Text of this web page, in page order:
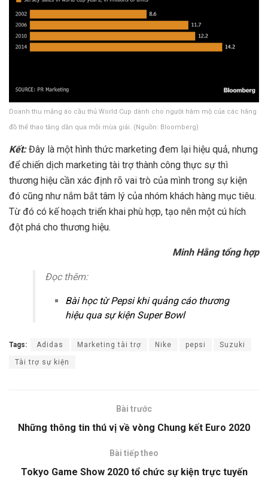
Doanh thu mảng áo cầu thủ World Cup dành cho người hâm mộ của các hãng
đồ thể thao tăng dần qua mỗi mùa giải. (Nguồn: Bloomberg)
Kết:Đây là một hình thức marketing đem lại hiệu quả, nhưng
để chiến dịch marketing tài trợ thành công thực sự thì
thương hiệu cần xác định rõ vai trò của mình trong sự kiện
đó cũng như nắm bắt tâm lý của nhóm khách hàng mục tiêu.
Từ đó có kế hoạch triển khai phù hợp, tạo nên một cú hích
đột phá cho thương hiệu.
Minh Hằng tổng hợp
Đọc thêm:
Bài học từ Pepsi khi quảng cáo thương
hiệu qua sự kiện Super Bowl
Tags: Adidas Marketing tài trợ Nike pepsi Suzuki
Tài trợ sự kiện
Bài trước
Những thông tin thú vị về vòng Chung kết Euro 2020
Bài tiếp theo
Tokyo Game Show 2020 tổ chức sự kiện trực tuyến